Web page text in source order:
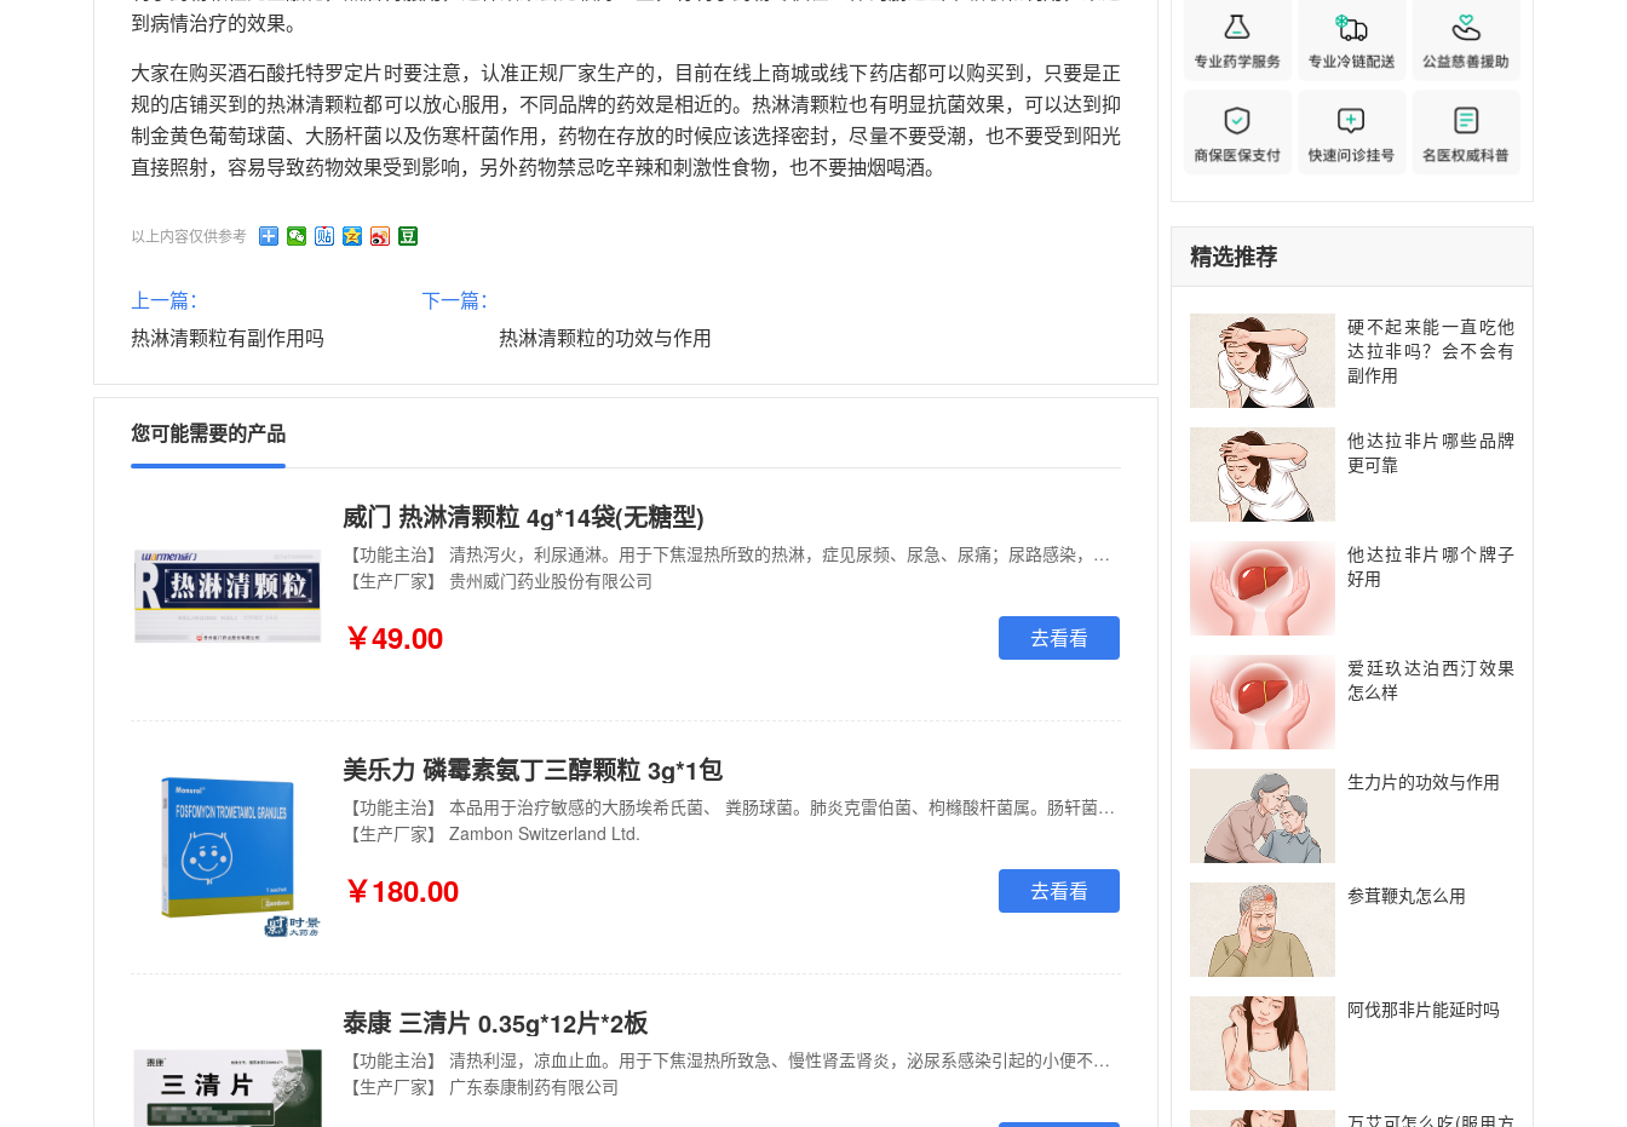
到病情治疗的效果。
大家在购买酒石酸托特罗定片时要注意，认准正规厂家生产的，目前在线上商城或线下药店都可以购买到，只要是正
规的店铺买到的热淋清颗粒都可以放心服用，不同品牌的药效是相近的。热淋清颗粒也有明显抗菌效果，可以达到抑
制金黄色葡萄球菌、大肠杆菌以及伤寒杆菌作用，药物在存放的时候应该选择密封，尽量不要受潮，也不要受到阳光
直接照射，容易导致药物效果受到影响，另外药物禁忌吃辛辣和刺激性食物，也不要抽烟喝酒。
以上内容仅供参考
上一篇：
热淋清颗粒有副作用吗
下一篇：
热淋清颗粒的功效与作用
您可能需要的产品
威门 热淋清颗粒 4g*14袋(无糖型)
【功能主治】 清热泻火，利尿通淋。用于下焦湿热所致的热淋，症见尿频、尿急、尿痛；尿路感染，肾盂肾炎见上述证候者。
【生产厂家】 贵州威门药业股份有限公司
￥49.00 去看看
美乐力 磷霉素氨丁三醇颗粒 3g*1包
【功能主治】 本品用于治疗敏感的大肠埃希氏菌、 粪肠球菌。肺炎克雷伯菌、枸橼酸杆菌属。肠轩菌属。奇异变形杆菌引起的下列感染 1)急性单纯性尿路感染。 2)无症状菌尿症。 2.本品用于预防外科手术或下尿路诊断过程引起的感染(例如:经尿道相关切除术)。
【生产厂家】 Zambon Switzerland Ltd.
￥180.00 去看看
泰康 三清片 0.35g*12片*2板
【功能主治】 清热利湿，凉血止血。用于下焦湿热所致急、慢性肾盂肾炎，泌尿系感染引起的小便不利，恶寒发热，尿频、尿急，少腹痛疼等。
【生产厂家】 广东泰康制药有限公司
精选推荐
硬不起来能一直吃他
达拉非吗？会不会有
副作用
他达拉非片哪些品牌
更可靠
他达拉非片哪个牌子
好用
爱廷玖达泊西汀效果
怎么样
生力片的功效与作用
参茸鞭丸怎么用
阿伐那非片能延时吗
万艾可怎么吃(服用方